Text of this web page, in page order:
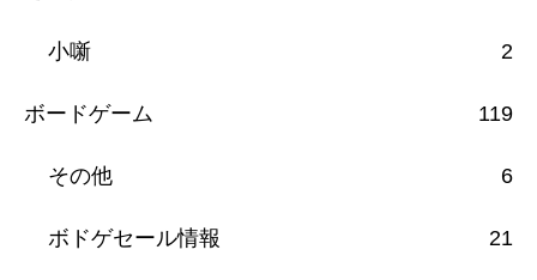
小噺 2
ボードゲーム 119
その他 6
ボドゲセール情報 21